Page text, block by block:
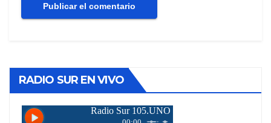
RADIO SUR EN VIVO